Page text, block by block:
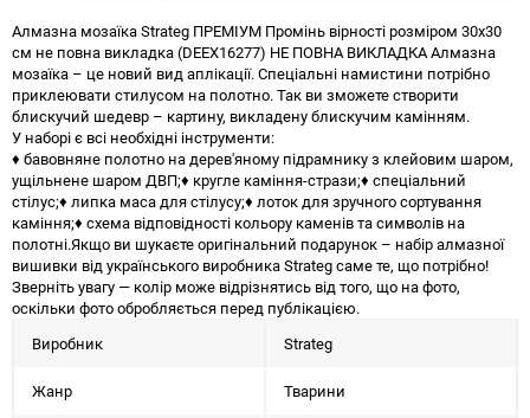
Алмазна мозаїка Strateg ПРЕМІУМ Промінь вірності розміром 30х30
см не повна викладка (DEEX16277) НЕ ПОВНА ВИКЛАДКА Алмазна
мозаїка – це новий вид аплікації. Спеціальні намистини потрібно
приклеювати стилусом на полотно. Так ви зможете створити
блискучий шедевр – картину, викладену блискучим камінням.
У наборі є всі необхідні інструменти:
♦ бавовняне полотно на дерев'яному підрамнику з клейовим шаром,
ущільнене шаром ДВП;♦ кругле каміння-стрази;♦ спеціальний
стілус;♦ липка маса для стілусу;♦ лоток для зручного сортування
каміння;♦ схема відповідності кольору каменів та символів на
полотні.Якщо ви шукаєте оригінальний подарунок – набір алмазної
вишивки від українського виробника Strateg саме те, що потрібно!
Зверніть увагу — колір може відрізнятись від того, що на фото,
оскільки фото обробляється перед публікацією.
Виробник
Strateg
Жанр Тварини